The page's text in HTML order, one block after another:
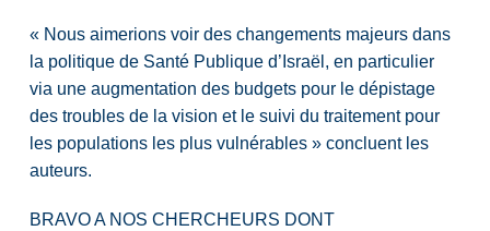
« Nous aimerions voir des changements majeurs dans
la politique de Santé Publique d’Israël, en particulier
via une augmentation des budgets pour le dépistage
des troubles de la vision et le suivi du traitement pour
les populations les plus vulnérables » concluent les
auteurs.
BRAVO A NOS CHERCHEURS DONT